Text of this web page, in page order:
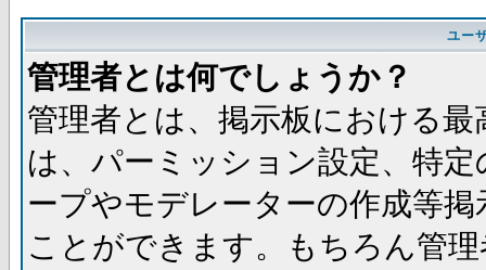
ユー
管理者とは何でしょうか？
管理者とは、掲示板における
は、パーミッション設定、特
ープやモデレーターの作成等
ことができます。もちろん管